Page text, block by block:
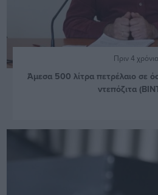
Πριν 4 χρόνια
Άμεσα 500 λίτρα πετρέλαιο σε
ντεπόζιτα